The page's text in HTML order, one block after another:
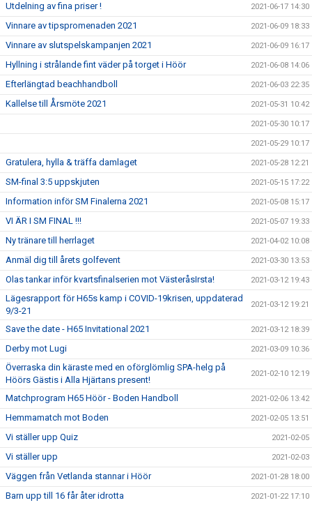
Utdelning av fina priser ! 2021-06-17 14:30
Vinnare av tipspromenaden 2021 2021-06-09 18:33
Vinnare av slutspelskampanjen 2021 2021-06-09 16:17
Hyllning i strålande fint väder på torget i Höör 2021-06-08 14:06
Efterlängtad beachhandboll 2021-06-03 22:35
Kallelse till Årsmöte 2021 2021-05-31 10:42
2021-05-30 10:17
2021-05-29 10:17
Gratulera, hylla & träffa damlaget 2021-05-28 12:21
SM-final 3:5 uppskjuten 2021-05-15 17:22
Information inför SM Finalerna 2021 2021-05-08 15:17
VI ÄR I SM FINAL !!! 2021-05-07 19:33
Ny tränare till herrlaget 2021-04-02 10:08
Anmäl dig till årets golfevent 2021-03-30 13:53
Olas tankar inför kvartsfinalserien mot VästeråsIrsta! 2021-03-12 19:43
Lägesrapport för H65s kamp i COVID-19krisen, uppdaterad
9/3-21
2021-03-12 19:21
Save the date - H65 Invitational 2021 2021-03-12 18:39
Derby mot Lugi 2021-03-09 10:36
Överraska din käraste med en oförglömlig SPA-helg på
Höörs Gästis i Alla Hjärtans present!
2021-02-10 12:19
Matchprogram H65 Höör - Boden Handboll 2021-02-06 13:42
Hemmamatch mot Boden 2021-02-05 13:51
Vi ställer upp Quiz 2021-02-05
Vi ställer upp 2021-02-03
Väggen från Vetlanda stannar i Höör 2021-01-28 18:00
Barn upp till 16 får åter idrotta 2021-01-22 17:10